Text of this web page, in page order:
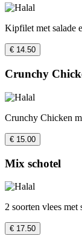
Kipfilet met salade
€ 14.50
Crunchy
Crunchy Chicken
€ 15.00
Mix schotel
2 soorten vlees
€ 17.50